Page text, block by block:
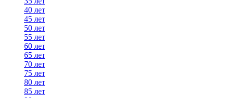
40 лет
45 лет
50 лет
55 лет
60 лет
65 лет
70 лет
75 лет
80 лет
85 лет